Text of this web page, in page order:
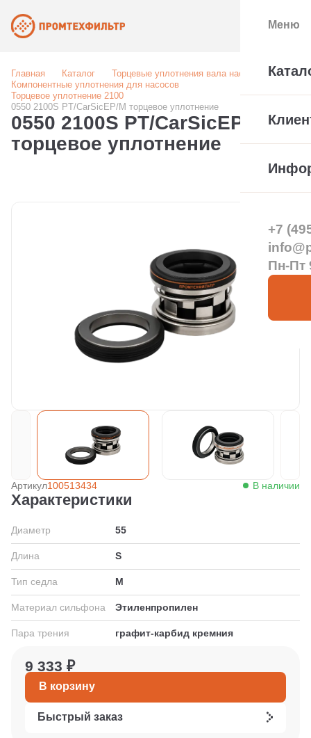
Главная Каталог
Торцевые уплотнения вала насоса
Компонентные уплотнения для насосов
Торцевое уплотнение 2100
0550 2100S PT/CarSicEP/M торцевое уплотнение
0550 2100S PT/CarSicEP/M
торцевое уплотнение
Артикул100513434 В наличии
Характеристики
Диаметр 55
Длина S
Тип седла M
Материал сильфона Этиленпропилен
Пара трения графит-карбид кремния
9 333 ₽
В корзину
Быстрый заказ
Меню
+7
Пн-Пт